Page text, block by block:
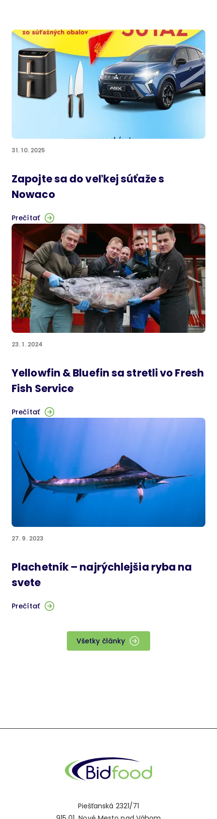
31. 10. 2025
Zapojte sa do veľkej súťaže s
Nowaco
Prečítať
23. 1. 2024
Yellowfin & Bluefin sa stretli vo Fresh
Fish Service
Prečítať
27. 9. 2023
Plachetník – najrýchlejšia ryba na
svete
Prečítať
Všetky články
Piešťanská 2321/71